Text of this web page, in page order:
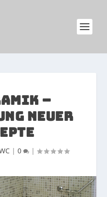
–
NEUER
| 0 |